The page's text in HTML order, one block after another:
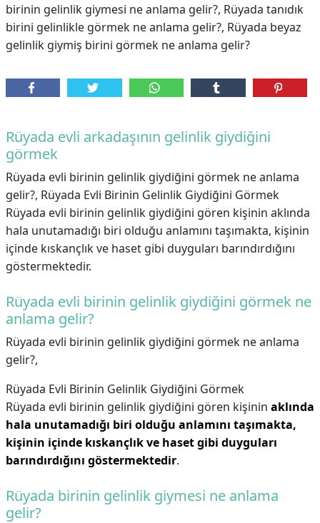
birinin gelinlik giymesi ne anlama gelir?, Rüyada tanıdık
birini gelinlikle görmek ne anlama gelir?, Rüyada beyaz
gelinlik giymiş birini görmek ne anlama gelir?
Rüyada evli arkadaşının gelinlik giydiğini
görmek
Rüyada evli birinin gelinlik giydiğini görmek ne anlama
gelir?, Rüyada Evli Birinin Gelinlik Giydiğini Görmek
Rüyada evli birinin gelinlik giydiğini gören kişinin aklında
hala unutamadığı biri olduğu anlamını taşımakta, kişinin
içinde kıskançlık ve haset gibi duyguları barındırdığını
göstermektedir.
Rüyada evli birinin gelinlik giydiğini görmek ne
anlama gelir?
Rüyada evli birinin gelinlik giydiğini görmek ne anlama
gelir?,
Rüyada Evli Birinin Gelinlik Giydiğini Görmek
Rüyada evli birinin gelinlik giydiğini gören kişinin aklında
hala unutamadığı biri olduğu anlamını taşımakta,
kişinin içinde kıskançlık ve haset gibi duyguları
barındırdığını göstermektedir.
Rüyada birinin gelinlik giymesi ne anlama
gelir?